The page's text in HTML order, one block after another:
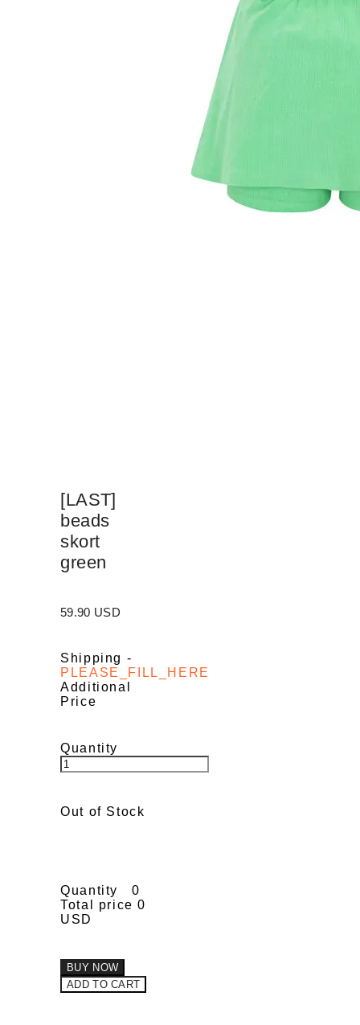
[LAST]
beads
skort
green
59.90 USD
Shipping -
PLEASE_FILL_HERE
Additional
Price
Quantity
Out of Stock
Quantity
0
Total price 0
USD
BUY NOW
ADD TO CART